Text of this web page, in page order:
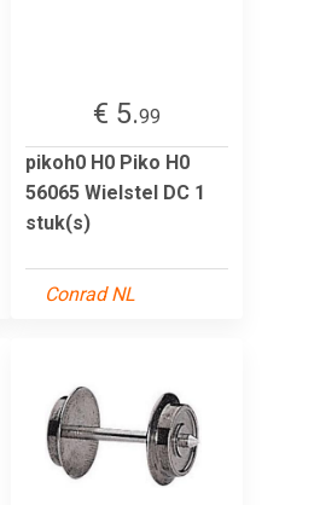
€ 5.99
pikoh0 H0 Piko H0
56065 Wielstel DC 1
stuk(s)
Conrad NL